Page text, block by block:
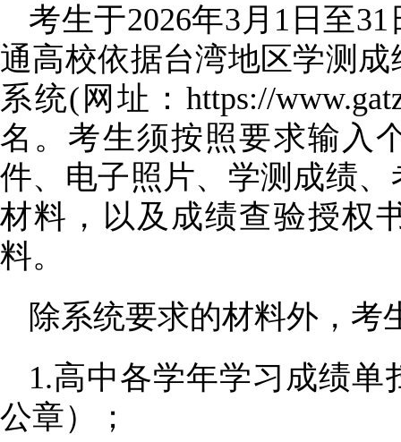
考生于2026年3月1日至
通高校依据台湾地区学测
系统(网址：https://
名。考生须按照要求输入
件、电子照片、学测成绩
材料，以及成绩查验授权
料。
除系统要求的材料外，考
1.高中各学年学习成绩
公章）；